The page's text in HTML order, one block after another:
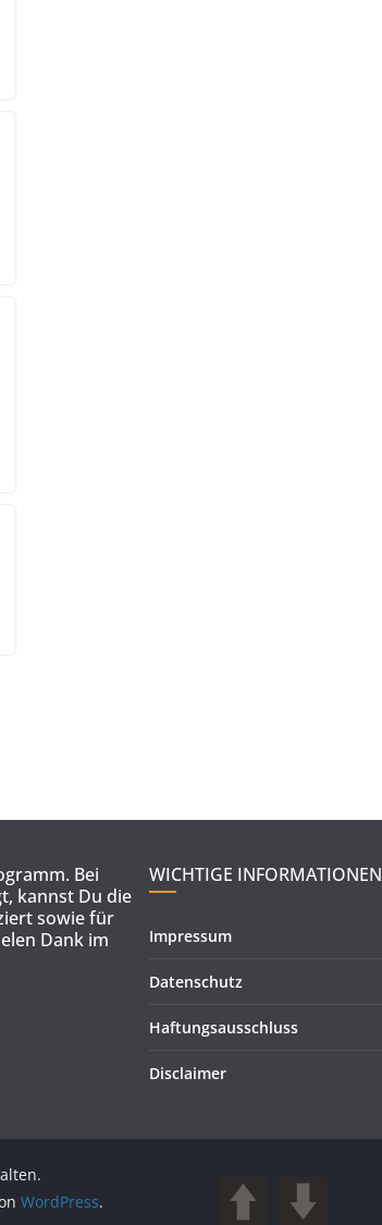
Bei
kannst Du die
sowie für
Dank im
WICHTIGE INFORMATIONEN
Impressum
Datenschutz
Haftungsausschluss
Disclaimer
WordPress.